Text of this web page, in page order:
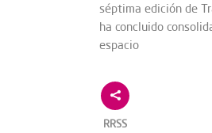
séptima edición de
ha concluido
espacio
RRSS